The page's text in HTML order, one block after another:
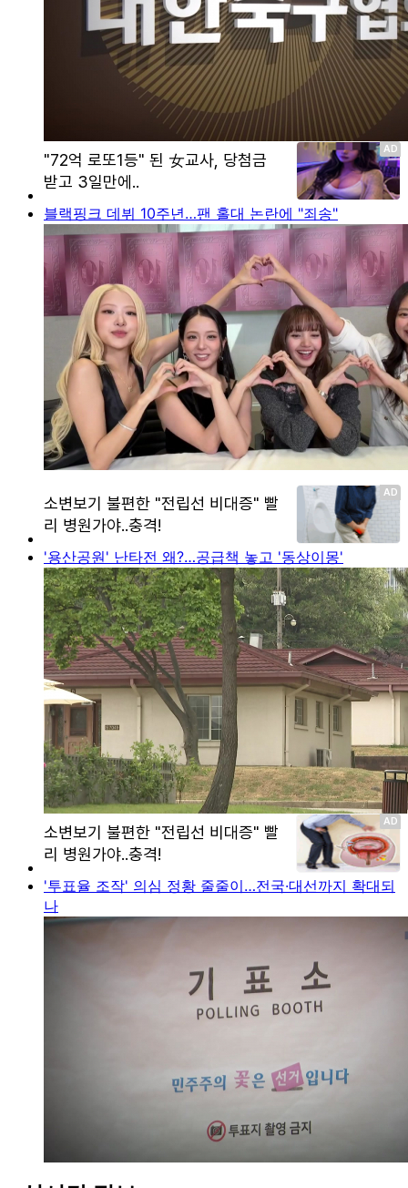
블랙핑크 데뷔 10주년…팬 홀대 논란에 "죄송"
'용산공원' 난타전 왜?…공급책 놓고 '동상이몽'
'투표율 조작' 의심 정황 줄줄이…전국·대선까지 확대되
나